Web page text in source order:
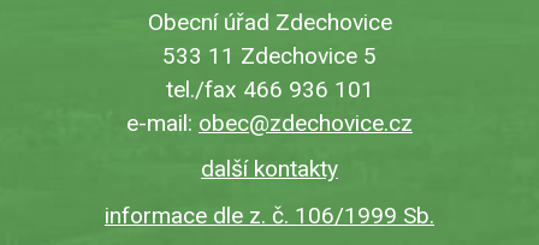
Obecní úřad Zdechovice
533 11 Zdechovice 5
tel./fax 466 936 101
e-mail: obec@zdechovice.cz
další kontakty
informace dle z. č. 106/1999 Sb.